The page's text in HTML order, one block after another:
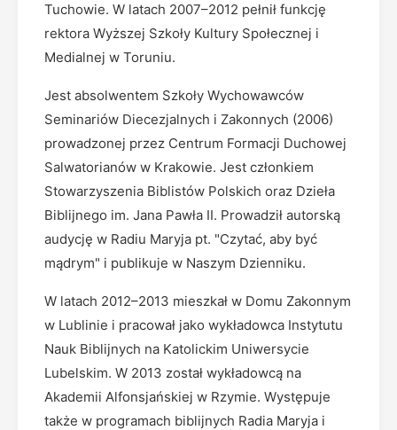
Tuchowie. W latach 2007–2012 pełnił funkcję
rektora Wyższej Szkoły Kultury Społecznej i
Medialnej w Toruniu.
Jest absolwentem Szkoły Wychowawców
Seminariów Diecezjalnych i Zakonnych (2006)
prowadzonej przez Centrum Formacji Duchowej
Salwatorianów w Krakowie. Jest członkiem
Stowarzyszenia Biblistów Polskich oraz Dzieła
Biblijnego im. Jana Pawła II. Prowadził autorską
audycję w Radiu Maryja pt. "Czytać, aby być
mądrym" i publikuje w Naszym Dzienniku.
W latach 2012–2013 mieszkał w Domu Zakonnym
w Lublinie i pracował jako wykładowca Instytutu
Nauk Biblijnych na Katolickim Uniwersycie
Lubelskim. W 2013 został wykładowcą na
Akademii Alfonsjańskiej w Rzymie. Występuje
także w programach biblijnych Radia Maryja i